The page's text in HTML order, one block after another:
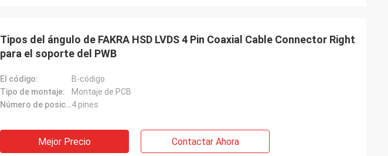
Tipos del ángulo de FAKRA HSD LVDS 4 Pin Coaxial Cable Connector Right
para el soporte del PWB
El código:
B-código
Tipo de montaje:
Montaje de PCB
Número de posiciones:4 pines
Mejor Precio Contactar Ahora